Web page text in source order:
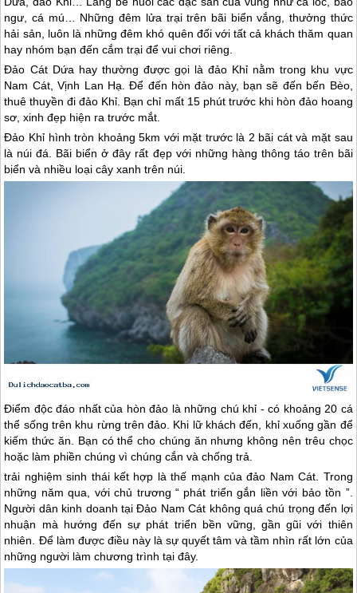
ngư, cá mú… Những đêm lửa trại trên bãi biển vắng, thưởng thức
hải sản, luôn là những đêm khó quên đối với tất cả khách thăm quan
hay nhóm bạn đến cắm trại để vui chơi riêng.
Đảo Cát Dứa hay thường được gọi là đảo Khỉ nằm trong khu vực
Nam Cát, Vịnh Lan Hạ. Để đến hòn đảo này, bạn sẽ đến bến Bèo,
thuê thuyền đi đảo Khỉ. Bạn chỉ mất 15 phút trước khi hòn đảo hoang
sơ, xinh đẹp hiện ra trước mắt.
Đảo Khỉ hình tròn khoảng 5km với mặt trước là 2 bãi cát và mặt sau
là núi đá. Bãi biển ở đây rất đẹp với những hàng thông táo trên bãi
biển và nhiều loại cây xanh trên núi.
Điểm độc đáo nhất của hòn đảo là những chú khỉ - có khoảng 20 cá
thể sống trên khu rừng trên đảo. Khi lữ khách đến, khỉ xuống gần để
kiếm thức ăn. Bạn có thể cho chúng ăn nhưng không nên trêu chọc
hoặc làm phiền chúng vì chúng cắn và chống trả.
trải nghiệm sinh thái kết hợp là thế mạnh của đảo Nam Cát. Trong
những năm qua, với chủ trương “ phát triển gắn liền với bảo tồn ”.
Người dân kinh doanh tại Đảo Nam Cát không quá chú trọng đến lợi
nhuận mà hướng đến sự phát triển bền vững, gần gũi với thiên
nhiên. Để làm được điều này là sự quyết tâm và tầm nhìn rất lớn của
những người làm chương trình tại đây.